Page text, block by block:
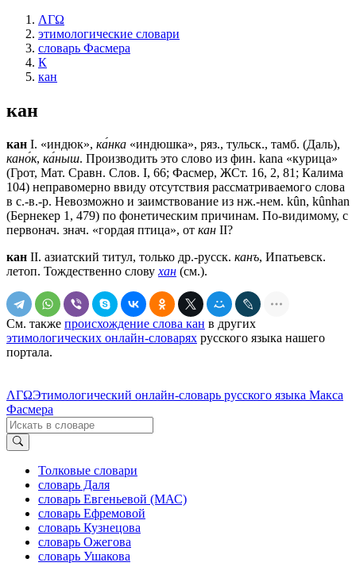
ΛΓΩ
этимологические словари
словарь Фасмера
К
кан
кан
кан I. «индюк», ка́нка «индюшка», ряз., тульск., тамб. (Даль),
кано́к, ка́ныш. Производить это слово из фин. kana «курица»
(Грот, Мат. Сравн. Слов. I, 66; Фасмер, ЖСт. 16, 2, 81; Калима
104) неправомерно ввиду отсутствия рассматриваемого слова
в с.-в.-р. Невозможно и заимствование из нж.-нем. kûn, kûnhan
(Бернекер 1, 479) по фонетическим причинам. По-видимому, с
первонач. знач. «гордая птица», от кан II?
кан II. азиатский титул, только др.-русск. канъ, Ипатьевск.
летоп. Тождественно слову хан (см.).
См. также происхождение слова кан в других
этимологических онлайн-словарях русского языка нашего
портала.
ΛΓΩЭтимологический онлайн-словарь русского языка Макса
Фасмера
Толковые словари
словарь Даля
словарь Евгеньевой (МАС)
словарь Ефремовой
словарь Кузнецова
словарь Ожегова
словарь Ушакова